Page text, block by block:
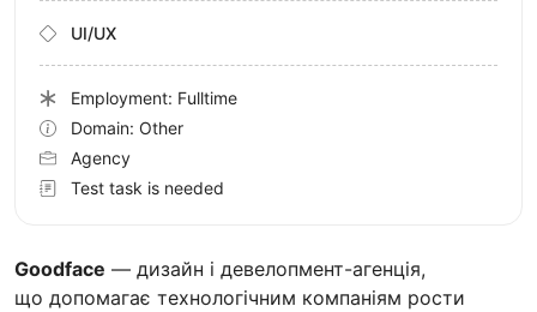
Goodface — дизайн і девелопмент-агенція,
що допомагає технологічним компаніям рости
UI/UX
Employment: Fulltime
Domain: Other
Agency
Test task is needed